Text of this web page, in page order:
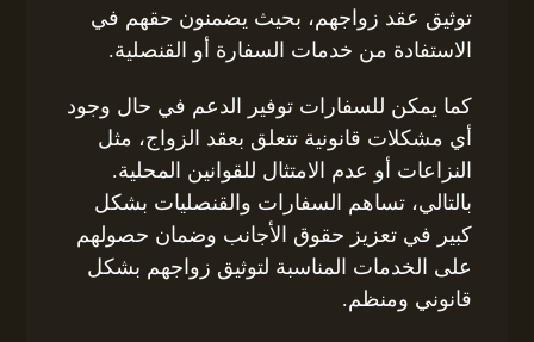
توثيق عقد زواجهم، بحيث يضمنون حقهم في
الاستفادة من خدمات السفارة أو القنصلية.
كما يمكن للسفارات توفير الدعم في حال وجود
أي مشكلات قانونية تتعلق بعقد الزواج، مثل
النزاعات أو عدم الامتثال للقوانين المحلية.
بالتالي، تساهم السفارات والقنصليات بشكل
كبير في تعزيز حقوق الأجانب وضمان حصولهم
على الخدمات المناسبة لتوثيق زواجهم بشكل
قانوني ومنظم.